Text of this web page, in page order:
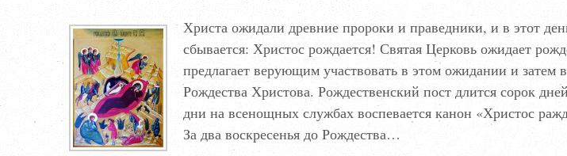
Христа ожидали древние пророки и праведники, и в этот
сбывается: Христос рождается! Святая Церковь ожидает
предлагает верующим участвовать в этом ожидании и затем
Рождества Христова. Рождественский пост длится сорок
дни на всенощных службах воспевается канон «Христос
За два воскресенья до Рождества…